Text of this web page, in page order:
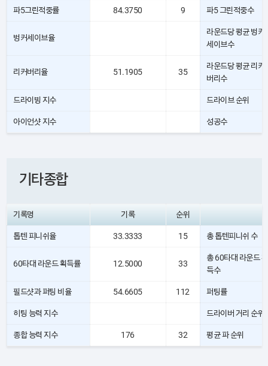
파5그린적중률 84.3750 9 파5 그린적중수
벙커세이브율
라운드당 평균 벙커
세이브수
리커버리율 51.1905 35
라운드당 평균 리커
버리수
드라이빙 지수 드라이브 순위
아이언샷 지수 성공수
기타종합
기록명 기록 순위
톱텐 피니쉬율 33.3333 15 총 톱텐피니쉬 수
60타대 라운드 획득률 12.5000 33
총 60타대 라운드 획
득수
필드샷과 퍼팅 비율 54.6605 112 퍼팅률
히팅 능력 지수 드라이버 거리 순위
종합 능력 지수 176 32 평균 파 순위